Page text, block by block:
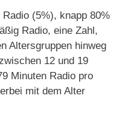
(5%), knapp 80%
Radio, eine Zahl,
Altersgruppen hinweg
12 und 19
Minuten Radio pro
mit dem Alter